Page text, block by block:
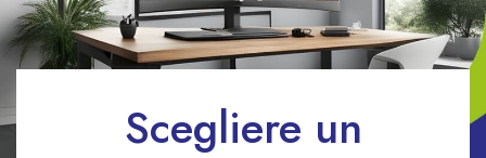
Scegliere un